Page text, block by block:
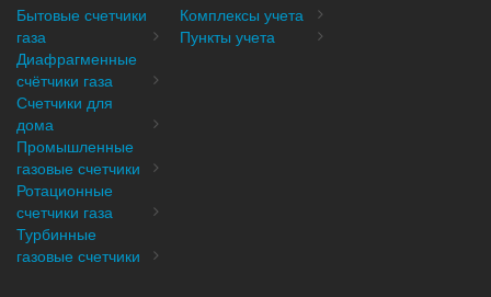
Бытовые счетчики
газа
Диафрагменные
счётчики газа
Счетчики для
дома
Промышленные
газовые счетчики
Ротационные
счетчики газа
Турбинные
газовые счетчики
Комплексы учета
Пункты учета